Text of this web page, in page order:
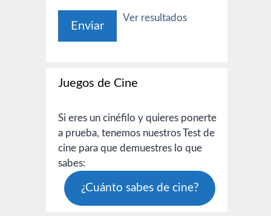
Ver resultados
Juegos de Cine
Si eres un cinéfilo y quieres ponerte
a prueba, tenemos nuestros Test de
cine para que demuestres lo que
sabes:
¿Cuánto sabes de cine?